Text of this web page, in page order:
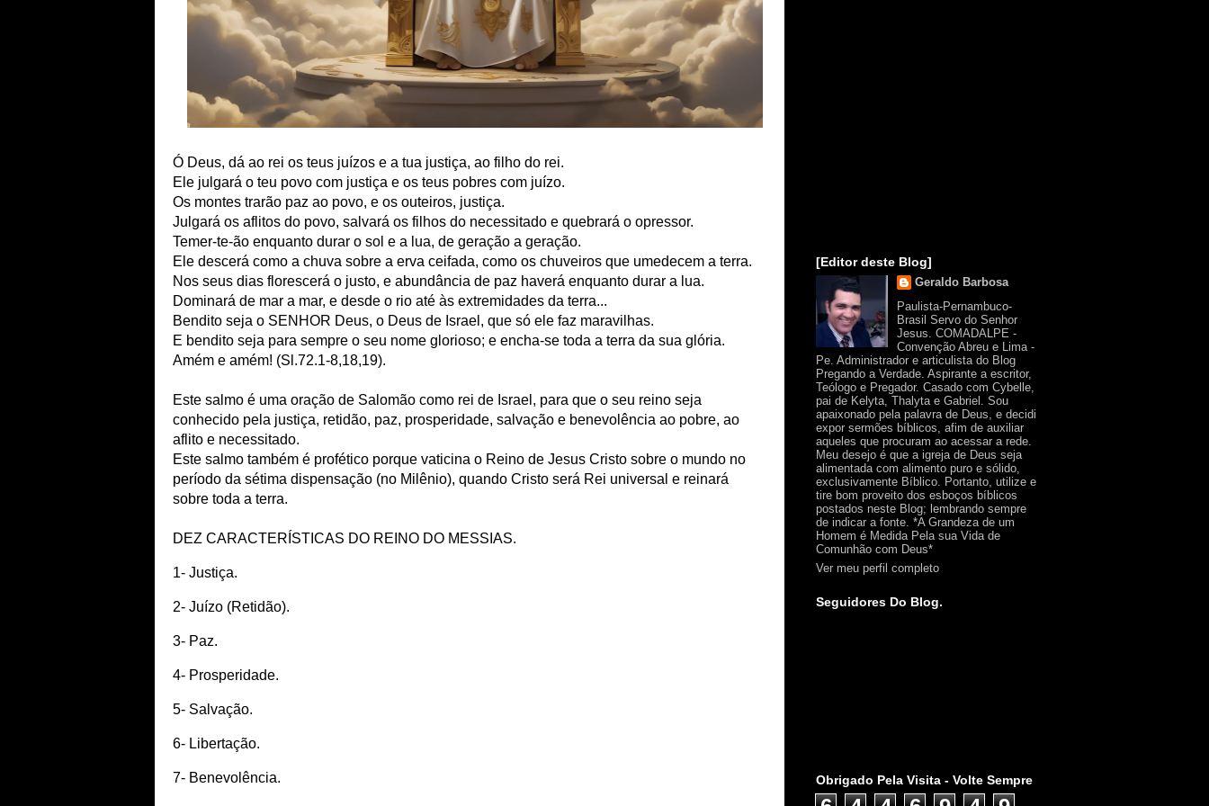
Ó Deus, dá ao rei os teus juízos e a tua justiça, ao filho do rei.
Ele julgará o teu povo com justiça e os teus pobres com juízo.
Os montes trarão paz ao povo, e os outeiros, justiça.
Julgará os aflitos do povo, salvará os filhos do necessitado e quebrará o opressor.
Temer-te-ão enquanto durar o sol e a lua, de geração a geração.
Ele descerá como a chuva sobre a erva ceifada, como os chuveiros que umedecem a terra.
Nos seus dias florescerá o justo, e abundância de paz haverá enquanto durar a lua.
Dominará de mar a mar, e desde o rio até às extremidades da terra...
Bendito seja o SENHOR Deus, o Deus de Israel, que só ele faz maravilhas.
E bendito seja para sempre o seu nome glorioso; e encha-se toda a terra da sua glória.
Amém e amém! (Sl.72.1-8,18,19).
Este salmo é uma oração de Salomão como rei de Israel, para que o seu reino seja
conhecido pela justiça, retidão, paz, prosperidade, salvação e benevolência ao pobre, ao
aflito e necessitado.
Este salmo também é profético porque vaticina o Reino de Jesus Cristo sobre o mundo no
período da sétima dispensação (no Milênio), quando Cristo será Rei universal e reinará
sobre toda a terra.
DEZ CARACTERÍSTICAS DO REINO DO MESSIAS.
1- Justiça.
2- Juízo (Retidão).
3- Paz.
4- Prosperidade.
5- Salvação.
6- Libertação.
7- Benevolência.
[Editor deste Blog]
Geraldo Barbosa
Paulista-Pernambuco-
Brasil Servo do Senhor
Jesus. COMADALPE -
Convenção Abreu e Lima -
Pe. Administrador e articulista do Blog
Pregando a Verdade. Aspirante a escritor,
Teólogo e Pregador. Casado com Cybelle,
pai de Kelyta, Thalyta e Gabriel. Sou
apaixonado pela palavra de Deus, e decidi
expor sermões bíblicos, afim de auxiliar
aqueles que procuram ao acessar a rede.
Meu desejo é que a igreja de Deus seja
alimentada com alimento puro e sólido,
exclusivamente Bíblico. Portanto, utilize e
tire bom proveito dos esboços bíblicos
postados neste Blog; lembrando sempre
de indicar a fonte. *A Grandeza de um
Homem é Medida Pela sua Vida de
Comunhão com Deus*
Ver meu perfil completo
Seguidores Do Blog.
Obrigado Pela Visita - Volte Sempre